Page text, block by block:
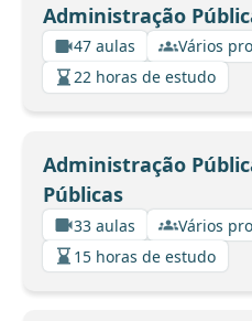
Administração
47 aulas
Vários
22 horas de estudo
Administração
Públicas
33 aulas
Vários
15 horas de estudo